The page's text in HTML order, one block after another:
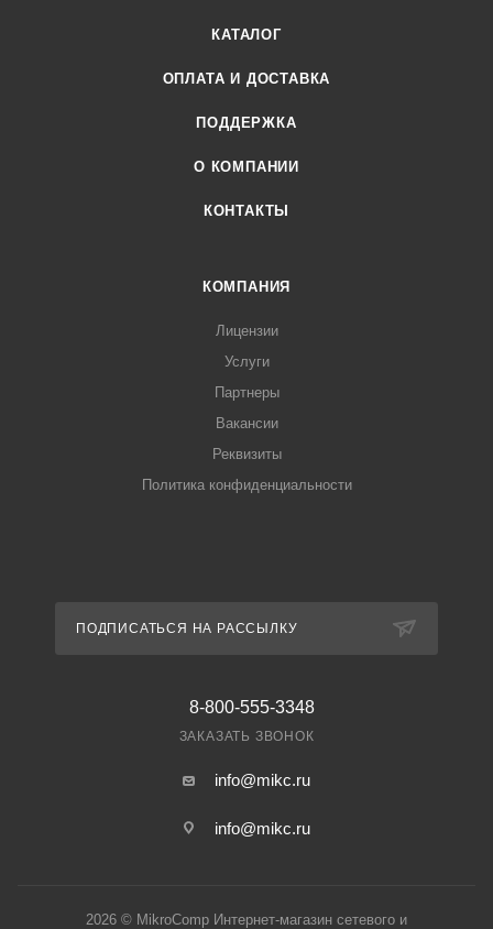
КАТАЛОГ
ОПЛАТА И ДОСТАВКА
ПОДДЕРЖКА
О КОМПАНИИ
КОНТАКТЫ
КОМПАНИЯ
Лицензии
Услуги
Партнеры
Вакансии
Реквизиты
Политика конфиденциальности
ПОДПИСАТЬСЯ НА РАССЫЛКУ
8-800-555-3348
ЗАКАЗАТЬ ЗВОНОК
info@mikc.ru
info@mikc.ru
2026 © MikroComp Интернет-магазин сетевого и